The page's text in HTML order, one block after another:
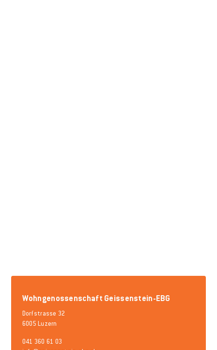
Wohngenossenschaft Geissenstein-EBG
Dorfstrasse 32
6005 Luzern
041 360 61 03